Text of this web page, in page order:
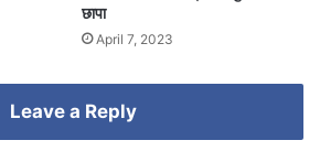
छापा
April 7, 2023
Leave a Reply